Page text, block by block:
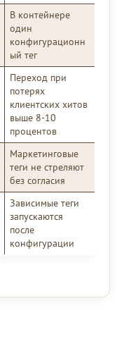
В контейнере
один
конфигурационн
ый тег
Переход при
потерях
клиентских хитов
выше 8-10
процентов
Маркетинговые
теги не стреляют
без согласия
Зависимые теги
запускаются
после
конфигурации